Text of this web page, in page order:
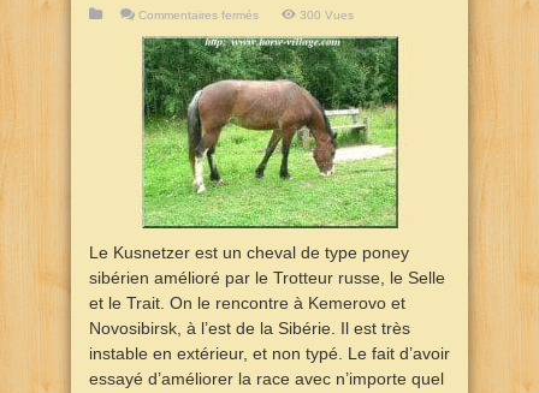
Commentaires fermés
(Kusnetzkaya)
300 Vues
Le Kusnetzer est un cheval de type poney
sibérien amélioré par le Trotteur russe, le Selle
et le Trait. On le rencontre à Kemerovo et
Novosibirsk, à l’est de la Sibérie. Il est très
instable en extérieur, et non typé. Le fait d’avoir
essayé d’améliorer la race avec n’importe quel